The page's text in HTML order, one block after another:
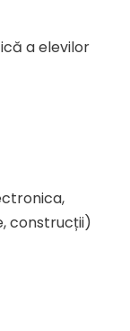
a elevilor
construcții)